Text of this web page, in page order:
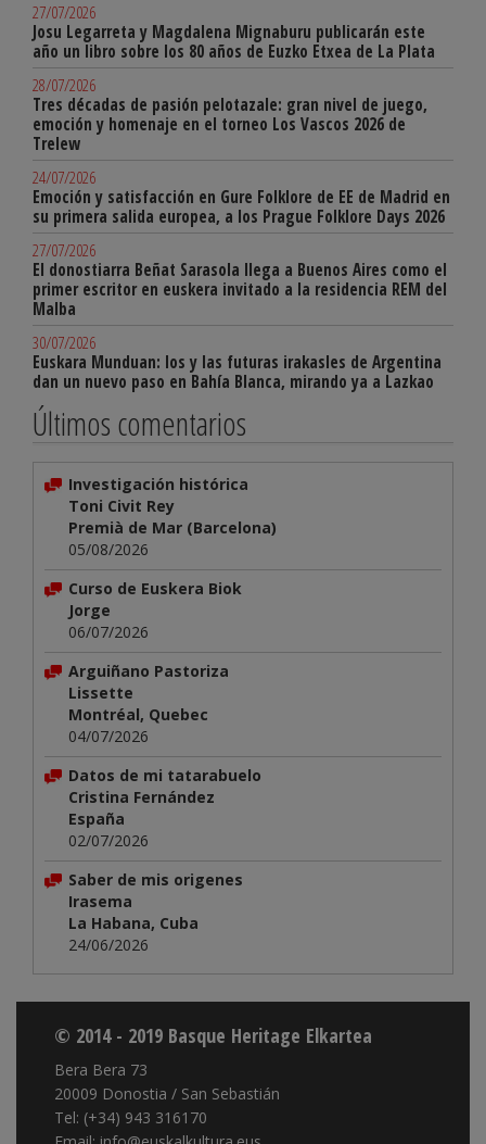
27/07/2026
Josu Legarreta y Magdalena Mignaburu publicarán este
año un libro sobre los 80 años de Euzko Etxea de La Plata
28/07/2026
Tres décadas de pasión pelotazale: gran nivel de juego,
emoción y homenaje en el torneo Los Vascos 2026 de
Trelew
24/07/2026
Emoción y satisfacción en Gure Folklore de EE de Madrid en
su primera salida europea, a los Prague Folklore Days 2026
27/07/2026
El donostiarra Beñat Sarasola llega a Buenos Aires como el
primer escritor en euskera invitado a la residencia REM del
Malba
30/07/2026
Euskara Munduan: los y las futuras irakasles de Argentina
dan un nuevo paso en Bahía Blanca, mirando ya a Lazkao
Últimos comentarios
Investigación histórica
Toni Civit Rey
Premià de Mar (Barcelona)
05/08/2026
Curso de Euskera Biok
Jorge
06/07/2026
Arguiñano Pastoriza
Lissette
Montréal, Quebec
04/07/2026
Datos de mi tatarabuelo
Cristina Fernández
España
02/07/2026
Saber de mis origenes
Irasema
La Habana, Cuba
24/06/2026
© 2014 - 2019 Basque Heritage Elkartea
Bera Bera 73
20009 Donostia / San Sebastián
Tel: (+34) 943 316170